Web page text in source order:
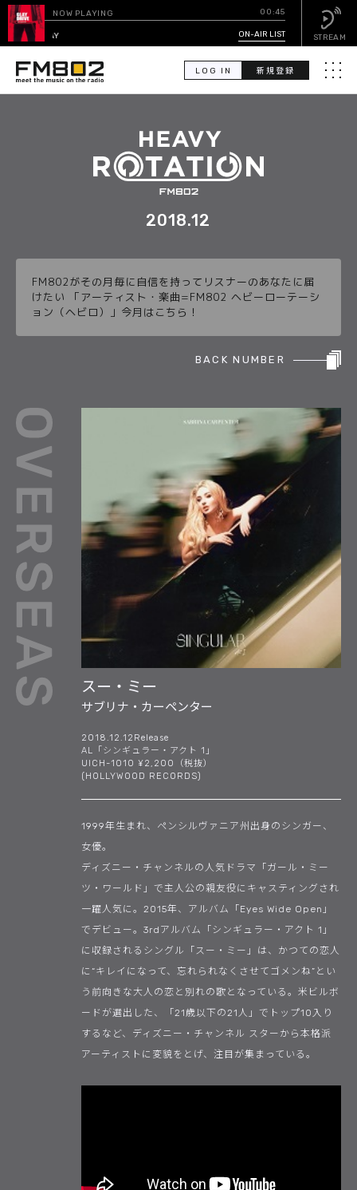
LOG IN 新規登録 メニ
索
GUEST CALENDAR
EVENT CALENDAR
HEAVY ROTATION
DJ
FAQ
ONLINESHOP
NOW PLAYING 00:45
/ GLAYON-AIR LIST STREAM
2018.12
FM802がその月毎に自信を持ってリスナーのあなたに届
けたい 「アーティスト・楽曲=FM802 ヘビーローテーシ
ョン（ヘビロ）」今月はこちら！
BACK NUMBER
スー・ミー
サブリナ・カーペンター
2018.12.12Release
AL「シンギュラー・アクト 1」
UICH-1010 ¥2,200（税抜）
(HOLLYWOOD RECORDS)
1999年生まれ、ペンシルヴァニア州出身のシンガー、
女優。
ディズニー・チャンネルの人気ドラマ「ガール・ミー
ツ・ワールド」で主人公の親友役にキャスティングされ
一躍人気に。2015年、アルバム「Eyes Wide Open」
でデビュー。3rdアルバム「シンギュラー・アクト 1」
に収録されるシングル「スー・ミー」は、かつての恋人
に“キレイになって、忘れられなくさせてゴメンね”とい
う前向きな大人の恋と別れの歌となっている。米ビルボ
ードが選出した、「21歳以下の21人」でトップ10入り
するなど、ディズニー・チャンネル スターから本格派
アーティストに変貌をとげ、注目が集まっている。